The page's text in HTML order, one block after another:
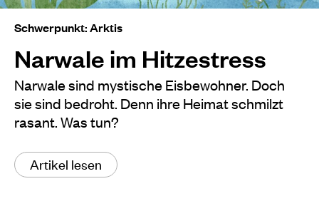
Schwerpunkt: Arktis
Narwale im Hitzestress
Narwale sind mystische Eisbewohner. Doch
sie sind bedroht. Denn ihre Heimat schmilzt
rasant. Was tun?
Artikel lesen